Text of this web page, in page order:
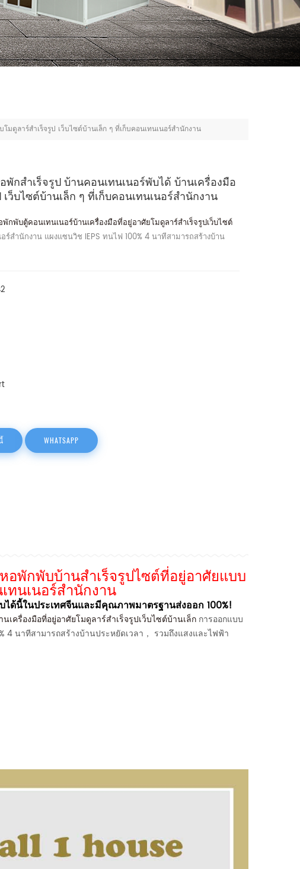
ดูลาร์สำเร็จรูป เว็บไซต์บ้านเล็ก ๆ ที่เก็บคอนเทนเนอร์สำนักงาน
กสำเร็จรูป บ้านคอนเทนเนอร์พับได้ บ้านเครื่องมือ
ว็บไซต์บ้านเล็ก ๆ ที่เก็บคอนเทนเนอร์สำนักงาน
กพับตู้คอนเทนเนอร์บ้านเครื่องมือที่อยู่อาศัยโมดูลาร์สำเร็จรูปเว็บไซต์
ร์สำนักงาน แผงแซนวิช IEPS ทนไฟ 100% 4 นาทีสามารถสร้างบ้าน
WHATSAPP
อพักพับบ้านสำเร็จรูปไซต์ที่อยู่อาศัยแบบ
ทนเนอร์สำนักงาน
ด้นี้ในประเทศจีนและมีคุณภาพมาตรฐานส่งออก 100%!
ครื่องมือที่อยู่อาศัยโมดูลาร์สำเร็จรูปเว็บไซต์บ้านเล็ก การออกแบบ
4 นาทีสามารถสร้างบ้านประหยัดเวลา， รวมถึงแสงและไฟฟ้า